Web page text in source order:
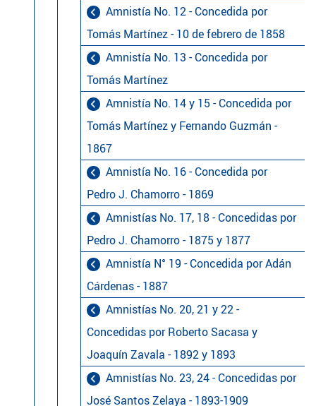
Amnistía No. 12 - Concedida por
Tomás Martínez - 10 de febrero de 1858
Amnistía No. 13 - Concedida por
Tomás Martínez
Amnistía No. 14 y 15 - Concedida por
Tomás Martínez y Fernando Guzmán -
1867
Amnistía No. 16 - Concedida por
Pedro J. Chamorro - 1869
Amnistías No. 17, 18 - Concedidas por
Pedro J. Chamorro - 1875 y 1877
Amnistía N° 19 - Concedida por Adán
Cárdenas - 1887
Amnistías No. 20, 21 y 22 -
Concedidas por Roberto Sacasa y
Joaquín Zavala - 1892 y 1893
Amnistías No. 23, 24 - Concedidas por
José Santos Zelaya - 1893-1909